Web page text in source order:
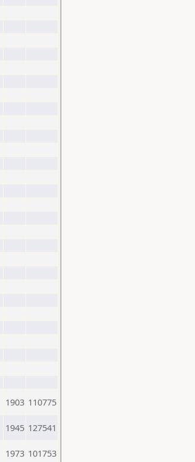
1903 110775
1945 127541
1973 101753